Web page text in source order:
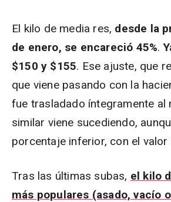
El kilo de media res, desde la
de enero, se encareció 45%.
$150 y $155. Ese ajuste, que
que viene pasando con la
fue trasladado íntegramente al
similar viene sucediendo,
porcentaje inferior, con el valor
Tras las últimas subas, el kilo
más populares (asado, vacío